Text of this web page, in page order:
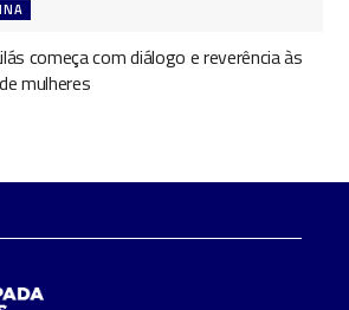
começa com diálogo e reverência às
mulheres